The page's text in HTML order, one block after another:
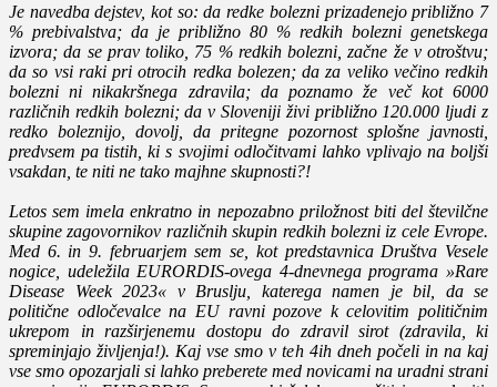
Je navedba dejstev, kot so: da redke bolezni prizadenejo približno 7
% prebivalstva; da je približno 80 % redkih bolezni genetskega
izvora; da se prav toliko, 75 % redkih bolezni, začne že v otroštvu;
da so vsi raki pri otrocih redka bolezen; da za veliko večino redkih
bolezni ni nikakršnega zdravila; da poznamo že več kot 6000
različnih redkih bolezni; da v Sloveniji živi približno 120.000 ljudi z
redko boleznijo, dovolj, da pritegne pozornost splošne javnosti,
predvsem pa tistih, ki s svojimi odločitvami lahko vplivajo na boljši
vsakdan, te niti ne tako majhne skupnosti?!
Letos sem imela enkratno in nepozabno priložnost biti del številčne
skupine zagovornikov različnih skupin redkih bolezni iz cele Evrope.
Med 6. in 9. februarjem sem se, kot predstavnica Društva Vesele
nogice, udeležila EURORDIS-ovega 4-dnevnega programa »Rare
Disease Week 2023« v Bruslju, katerega namen je bil, da se
politične odločevalce na EU ravni pozove k celovitim političnim
ukrepom in razširjenemu dostopu do zdravil sirot (zdravila, ki
spreminjajo življenja!). Kaj vse smo v teh 4ih dneh počeli in na kaj
vse smo opozarjali si lahko preberete med novicami na uradni strani